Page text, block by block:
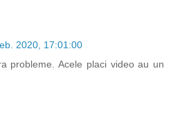
2020, 17:01:00
probleme. Acele placi video au un